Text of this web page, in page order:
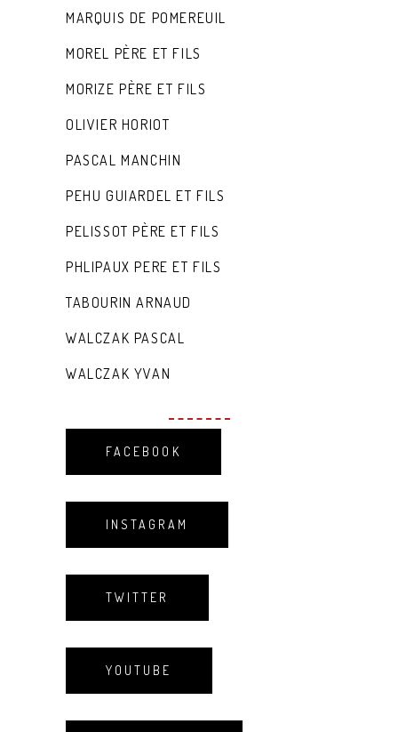
MARQUIS DE POMEREUIL
MOREL PÈRE ET FILS
MORIZE PÈRE ET FILS
OLIVIER HORIOT
PASCAL MANCHIN
PEHU GUIARDEL ET FILS
PELISSOT PÈRE ET FILS
PHLIPAUX PERE ET FILS
TABOURIN ARNAUD
WALCZAK PASCAL
WALCZAK YVAN
FACEBOOK
INSTAGRAM
TWITTER
YOUTUBE